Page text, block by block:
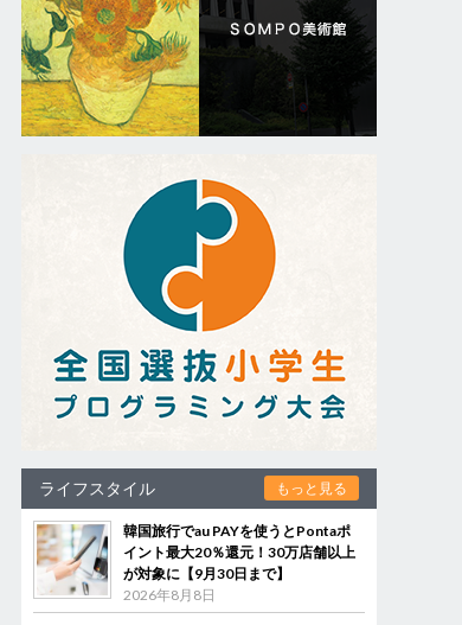
ライフスタイル もっと見る
韓国旅行でau PAYを使うとPontaポ
イント最大20％還元！30万店舗以上
が対象に【9月30日まで】
2026年8月8日